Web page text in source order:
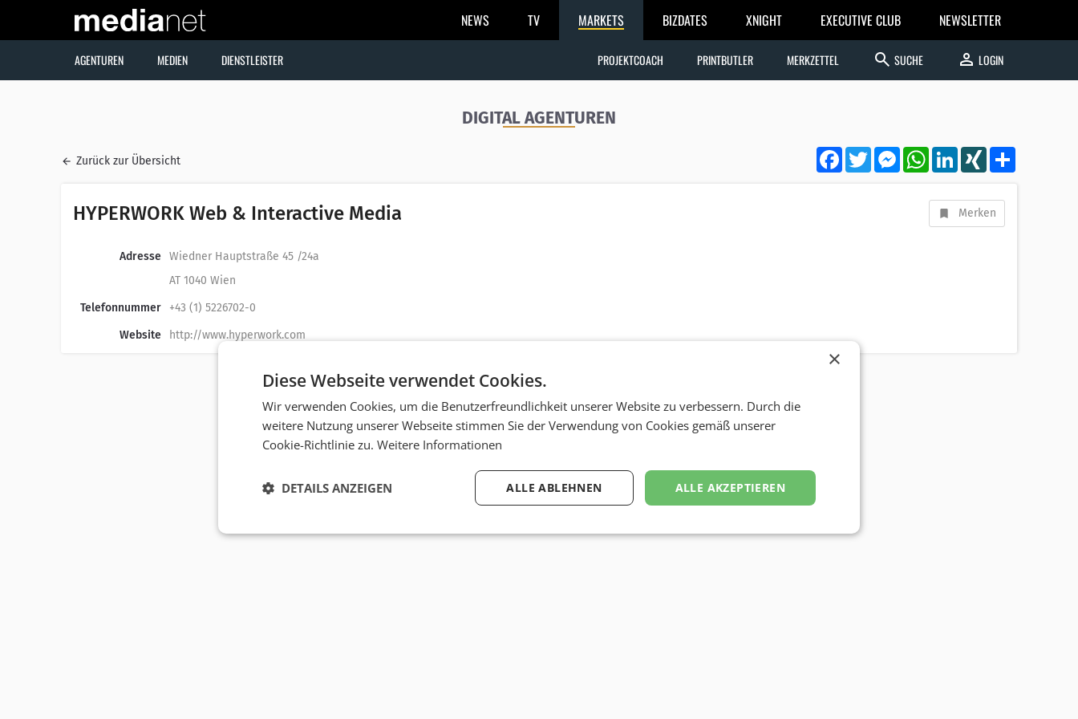
NEWS TV MARKETS BIZDATES XNIGHT EXECUTIVE CLUB NEWSLETTER
AGENTUREN MEDIEN DIENSTLEISTER PROJEKTCOACH PRINTBUTLER MERKZETTEL search SUCHE person LOGIN
DIGITAL AGENTUREN
Zurück zur Übersicht
FacebookTwitterMessengerWhatsApp
LinkedInXING
HYPERWORK Web & Interactive Media Merken
Adresse Wiedner Hauptstraße 45 /24a
AT 1040 Wien
Telefonnummer
+43 (1) 5226702-0
Website
http://www.hyperwork.com
×
Diese Webseite verwendet Cookies.
Wir verwenden Cookies, um die Benutzerfreundlichkeit unserer Website zu verbessern. Durch die
weitere Nutzung unserer Webseite stimmen Sie der Verwendung von Cookies gemäß unserer
Cookie-Richtlinie zu. Weitere Informationen
ALLE AKZEPTIEREN
ALLE ABLEHNEN
DETAILS ANZEIGEN